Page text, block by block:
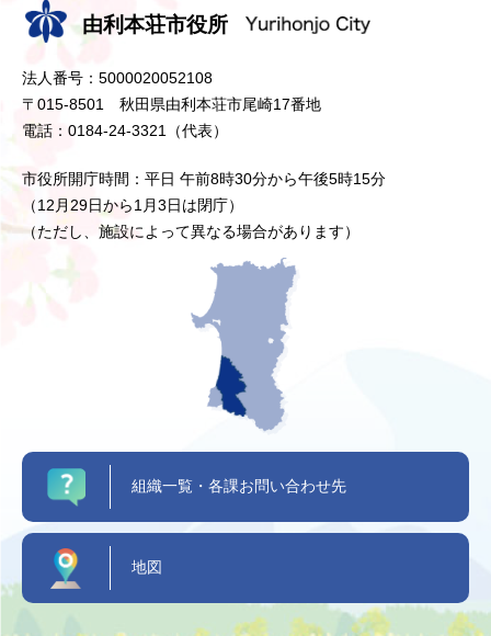
由利本荘市役所
法人番号：5000020052108
〒015-8501 秋田県由利本荘市尾崎17番地
電話：0184-24-3321（代表）
市役所開庁時間：平日 午前8時30分から午後5時15分
（12月29日から1月3日は閉庁）
（ただし、施設によって異なる場合があります）
組織一覧・各課お問い合わせ先
地図